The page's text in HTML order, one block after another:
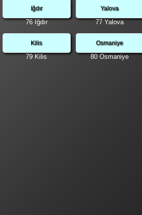
Iğdır
76 Iğdır
Yalova
77 Yalova
Kilis
79 Kilis
Osmaniye
80 Osmaniye